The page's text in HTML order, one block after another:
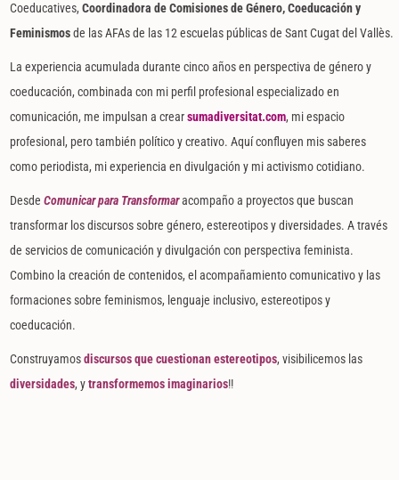
Coeducatives, Coordinadora de Comisiones de Género, Coeducación y
Feminismosde las AFAs de las 12 escuelas públicas de Sant Cugat del Vallès.
La experiencia acumulada durante cinco años en perspectiva de género y
coeducación, combinada con mi perfil profesional especializado en
comunicación, me impulsan a crearsumadiversitat.com, mi espacio
profesional, pero también político y creativo. Aquí confluyen mis saberes
como periodista, mi experiencia en divulgación y mi activismo cotidiano.
Desde Comunicar para Transformaracompaño a proyectos que buscan
transformar los discursos sobre género, estereotipos y diversidades. A través
de servicios de comunicación y divulgación con perspectiva feminista.
Combino la creación de contenidos, el acompañamiento comunicativo y las
formaciones sobre feminismos, lenguaje inclusivo, estereotipos y
coeducación.
Construyamosdiscursos que cuestionan estereotipos, visibilicemos las
diversidades, ytransformemos imaginarios!!